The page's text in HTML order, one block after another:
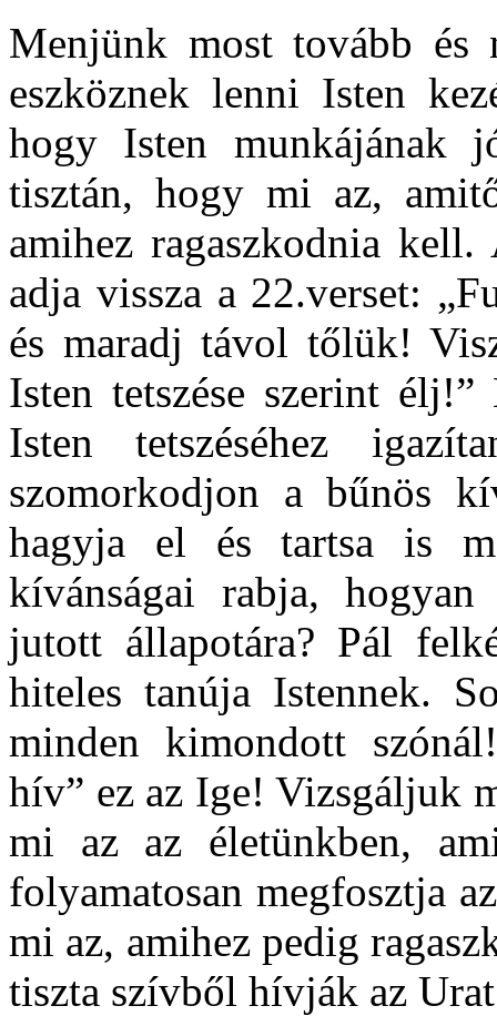
Menjünk most tovább
eszköznek lenni Isten
hogy Isten munkájának
tisztán, hogy mi az,
amihez ragaszkodnia
adja vissza a 22.verset:
és maradj távol tőlük!
Isten tetszése szerint
Isten tetszéséhez
szomorkodjon a bűnös
hagyja el és tartsa is
kívánságai rabja, hogyan
jutott állapotára? Pál
hiteles tanúja Istennek.
minden kimondott
hív” ez az Ige! Vizsgáljuk
mi az az életünkben,
folyamatosan megfosztja
mi az, amihez pedig
tiszta szívből hívják az